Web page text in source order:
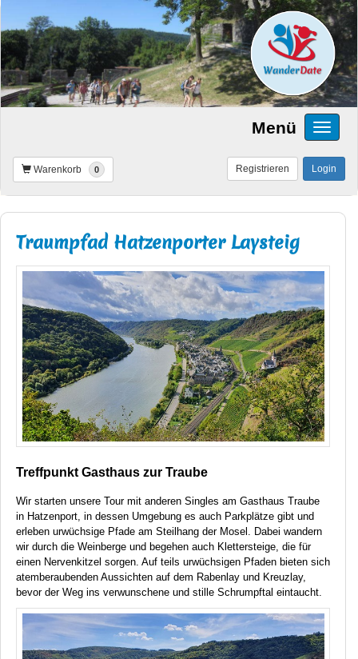
Menü
Warenkorb 0 Login
Registrieren
Traumpfad Hatzenporter Laysteig
Treffpunkt Gasthaus zur Traube
Wir starten unsere Tour mit anderen Singles am Gasthaus Traube
in Hatzenport, in dessen Umgebung es auch Parkplätze gibt und
erleben urwüchsige Pfade am Steilhang der Mosel. Dabei wandern
wir durch die Weinberge und begehen auch Klettersteige, die für
einen Nervenkitzel sorgen. Auf teils urwüchsigen Pfaden bieten sich
atemberaubenden Aussichten auf dem Rabenlay und Kreuzlay,
bevor der Weg ins verwunschene und stille Schrumpftal eintaucht.